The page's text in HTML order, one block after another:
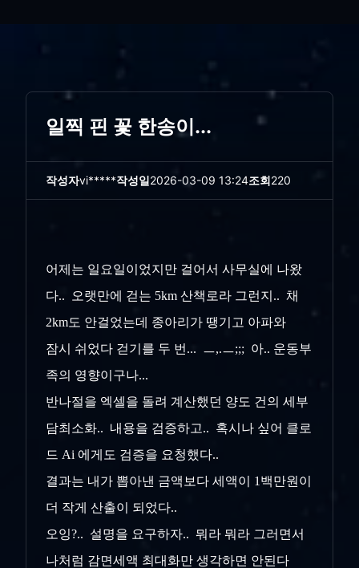
일찍 핀 꽃 한송이...
작성자vi*****작성일2026-03-09 13:24조회220
어제는 일요일이었지만 걸어서 사무실에 나왔
다.. 오랫만에 걷는 5km 산책로라 그런지.. 채
2km도 안걸었는데 종아리가 땡기고 아파와
잠시 쉬었다 걷기를 두 번... ㅡ,.ㅡ;;; 아.. 운동부
족의 영향이구나...
반나절을 엑셀을 돌려 계산했던 양도 건의 세부
담최소화.. 내용을 검증하고.. 혹시나 싶어 클로
드 Ai 에게도 검증을 요청했다..
결과는 내가 뽑아낸 금액보다 세액이 1백만원이
더 작게 산출이 되었다..
오잉?.. 설명을 요구하자.. 뭐라 뭐라 그러면서
나처럼 감면세액 최대화만 생각하면 안된다